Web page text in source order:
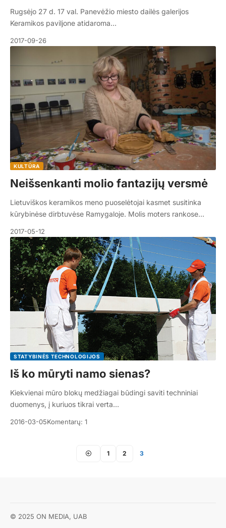
Rugsėjo 27 d. 17 val. Panevėžio miesto dailės galerijos
Keramikos paviljone atidaroma…
2017-09-26
KULTŪRA
Neišsenkanti molio fantazijų versmė
Lietuviškos keramikos meno puoselėtojai kasmet susitinka
kūrybinėse dirbtuvėse Ramygaloje. Molis moters rankose…
2017-05-12
STATYBINĖS TECHNOLOGIJOS
Iš ko mūryti namo sienas?
Kiekvienai mūro blokų medžiagai būdingi saviti techniniai
duomenys, į kuriuos tikrai verta…
2016-03-05Komentarų: 1
1 2 3
© 2025 ON MEDIA, UAB